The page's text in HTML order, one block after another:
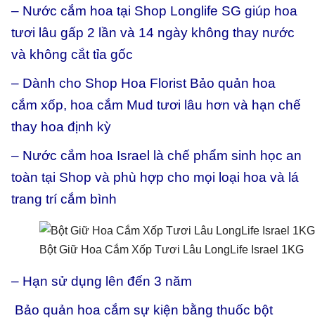
– Nước cắm hoa tại Shop Longlife SG giúp hoa
tươi lâu gấp 2 lần và 14 ngày không thay nước
và không cắt tỉa gốc
– Dành cho Shop Hoa Florist Bảo quản hoa
cắm xốp, hoa cắm Mud tươi lâu hơn và hạn chế
thay hoa định kỳ
– Nước cắm hoa Israel là chế phẩm sinh học an
toàn tại Shop và phù hợp cho mọi loại hoa và lá
trang trí cắm bình
Bột Giữ Hoa Cắm Xốp Tươi Lâu LongLife Israel 1KG
– Hạn sử dụng lên đến 3 năm
Bảo quản hoa cắm sự kiện bằng thuốc bột